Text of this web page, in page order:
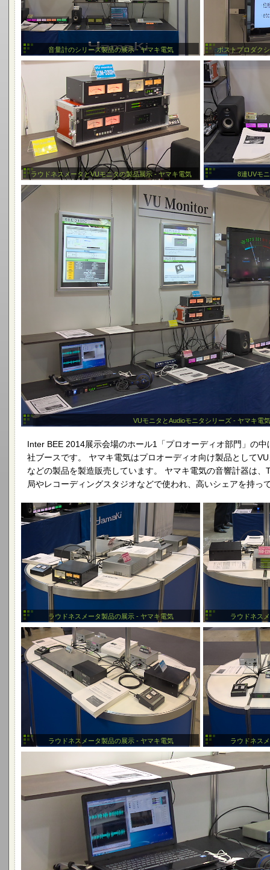
音量計のシリーズ製品の展示 - ヤマキ電気 ポストプロダク
ラウドネスメータとVUモニタの製品展示 - ヤマキ電気 8連UVモ
VUモニタとAudioモニタシリーズ - ヤマキ電気
Inter BEE 2014展示会場のホール1「プロオーディオ部門」の
社ブースです。 ヤマキ電気はプロオーディオ向け製品として
などの製品を製造販売しています。 ヤマキ電気の音響計器は、
局やレコーディングスタジオなどで使われ、高いシェアを持っ
ラウドネスメータ製品の展示 - ヤマキ電気 ラウドネス
ラウドネスメータ製品の展示 - ヤマキ電気 ラウドネス